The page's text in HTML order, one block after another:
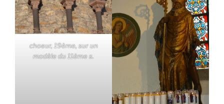
choeur, 19ème, sur un
modèle du 11ème s.